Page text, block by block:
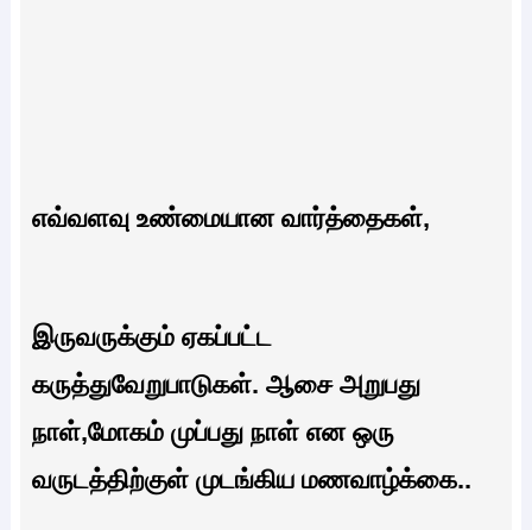
எவ்வளவு உண்மையான வார்த்தைகள்,
இருவருக்கும் ஏகப்பட்ட
கருத்துவேறுபாடுகள். ஆசை அறுபது
நாள்,மோகம் முப்பது நாள் என ஒரு
வருடத்திற்குள் முடங்கிய மணவாழ்க்கை..